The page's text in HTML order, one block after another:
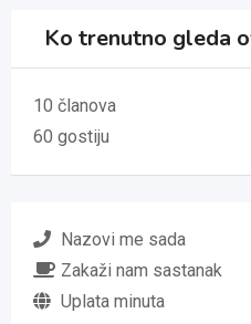
Ko trenutno gleda
10 članova
60 gostiju
Nazovi me sada
Zakaži nam sastanak
Uplata minuta